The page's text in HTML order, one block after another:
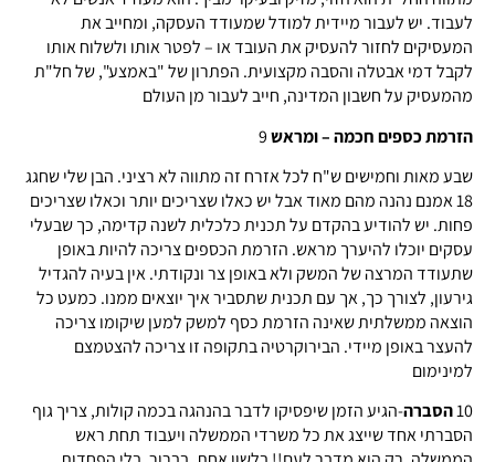
לעבוד. יש לעבור מיידית למודל שמעודד העסקה, ומחייב את
המעסיקים לחזור להעסיק את העובד או – לפטר אותו ולשלוח אותו
לקבל דמי אבטלה והסבה מקצועית. הפתרון של "באמצע", של חל"ת
מהמעסיק על חשבון המדינה, חייב לעבור מן העולם
הזרמת כספים חכמה – ומראש
שבע מאות וחמישים ש"ח לכל אזרח זה מתווה לא רציני. הבן שלי שחגג
18 אמנם נהנה מהם מאוד אבל יש כאלו שצריכים יותר וכאלו שצריכים
פחות. יש להודיע בהקדם על תכנית כלכלית לשנה קדימה, כך שבעלי
עסקים יוכלו להיערך מראש. הזרמת הכספים צריכה להיות באופן
שתעודד המרצה של המשק ולא באופן צר ונקודתי. אין בעיה להגדיל
גירעון, לצורך כך, אך עם תכנית שתסביר איך יוצאים ממנו. כמעט כל
הוצאה ממשלתית שאינה הזרמת כסף למשק למען שיקומו צריכה
להעצר באופן מיידי. הבירוקרטיה בתקופה זו צריכה להצטמצם
למינימום
10הסברה-הגיע הזמן שיפסיקו לדבר בהנהגה בכמה קולות, צריך גוף
הסברתי אחד שייצג את כל משרדי הממשלה ויעבוד תחת ראש